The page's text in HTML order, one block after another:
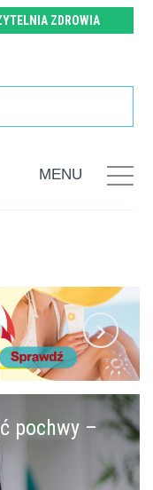
ZDROWIA
MENU
pochwy –